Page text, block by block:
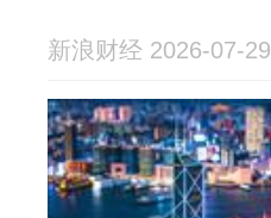
新浪财经 2026-07-29